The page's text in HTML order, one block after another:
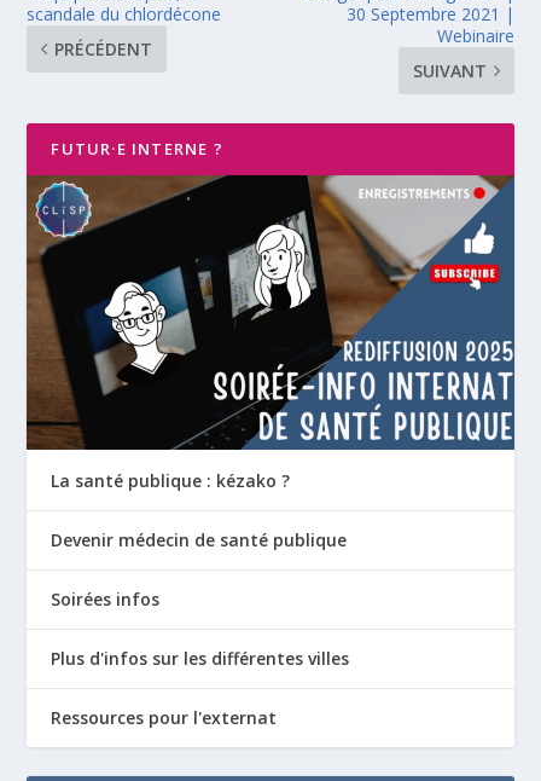
scandale du chlordécone
PRÉCÉDENT
30 Septembre 2021 |
Webinaire
SUIVANT
FUTUR·E INTERNE ?
La santé publique : kézako ?
Devenir médecin de santé publique
Soirées infos
Plus d'infos sur les différentes villes
Ressources pour l'externat